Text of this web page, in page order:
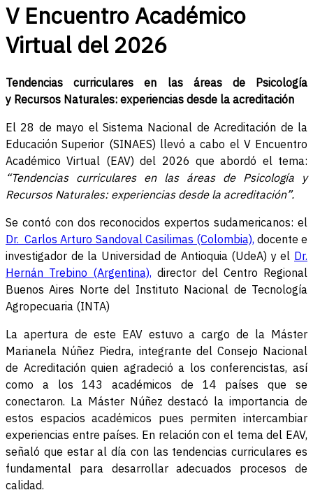
V Encuentro Académico
Virtual del 2026
Tendencias curriculares en las áreas de Psicología
y Recursos Naturales: experiencias desde la acreditación
El 28 de mayo el Sistema Nacional de Acreditación de la
Educación Superior (SINAES) llevó a cabo el V Encuentro
Académico Virtual (EAV) del 2026 que abordó el tema:
“Tendencias curriculares en las áreas de Psicología y
Recursos Naturales: experiencias desde la acreditación”.
Se contó con dos reconocidos expertos sudamericanos: el
Dr. Carlos Arturo Sandoval Casilimas (Colombia), docente e
investigador de la Universidad de Antioquia (UdeA) y el Dr.
Hernán Trebino (Argentina), director del Centro Regional
Buenos Aires Norte del Instituto Nacional de Tecnología
Agropecuaria (INTA)
La apertura de este EAV estuvo a cargo de la Máster
Marianela Núñez Piedra, integrante del Consejo Nacional
de Acreditación quien agradeció a los conferencistas, así
como a los 143 académicos de 14 países que se
conectaron. La Máster Núñez destacó la importancia de
estos espacios académicos pues permiten intercambiar
experiencias entre países. En relación con el tema del EAV,
señaló que estar al día con las tendencias curriculares es
fundamental para desarrollar adecuados procesos de
calidad.